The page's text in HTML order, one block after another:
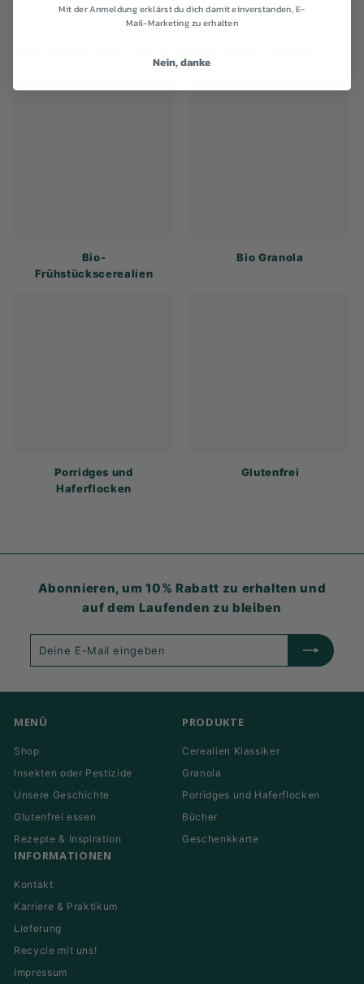
Bio-
Frühstückscerealien
Bio Granola
Porridges und
Haferflocken
Glutenfrei
Abonnieren, um 10% Rabatt zu erhalten und
auf dem Laufenden zu bleiben
eingeben
MENÜ
Shop
Insekten oder Pestizide
Unsere Geschichte
Glutenfrei essen
Rezepte & Inspiration
PRODUKTE
Cerealien Klassiker
Granola
Porridges und Haferflocken
Bücher
Geschenkkarte
INFORMATIONEN
Kontakt
Karriere & Praktikum
Lieferung
Recycle mit uns!
Impressum
Mit der Anmeldung erklärst du dich damit einverstanden, E-
Mail-Marketing zu erhalten
Nein, danke